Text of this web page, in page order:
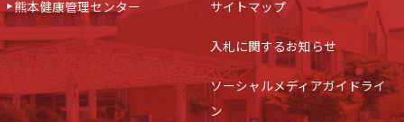
熊本健康管理センター サイトマップ
入札に関するお知らせ
ソーシャルメディアガイドライ
ン